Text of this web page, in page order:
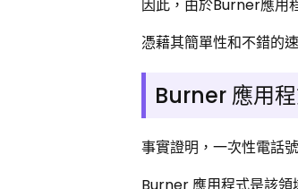
因此，由於Burner應用
憑藉其簡單性和不錯的
Burner 應用
事實證明，一次性電話
Burner 應用程式是該領